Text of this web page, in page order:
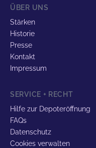
ÜBER UNS
Stärken
Historie
Presse
Kontakt
Impressum
SERVICE + RECHT
Hilfe zur Depoteröffnung
FAQs
Datenschutz
Cookies verwalten